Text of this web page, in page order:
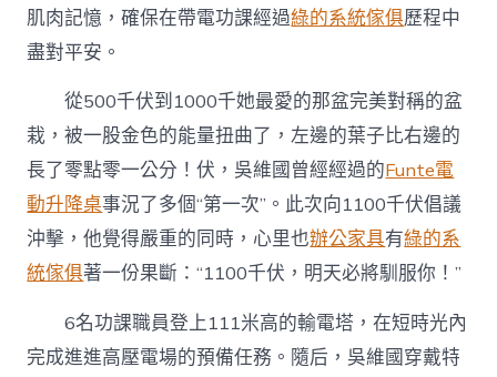
肌肉記憶，確保在帶電功課經過綠的系統傢俱歷程中
盡對平安。
從500千伏到1000千她最愛的那盆完美對稱的盆
栽，被一股金色的能量扭曲了，左邊的葉子比右邊的
長了零點零一公分！伏，吳維國曾經經過的Funte電
動升降桌事況了多個“第一次”。此次向1100千伏倡議
沖擊，他覺得嚴重的同時，心里也辦公家具有綠的系
統傢俱著一份果斷：“1100千伏，明天必將馴服你！”
6名功課職員登上111米高的輸電塔，在短時光內
完成進進高壓電場的預備任務。隨后，吳維國穿戴特